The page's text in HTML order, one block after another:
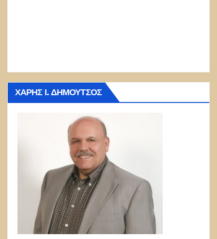
ΧΆΡΗΣ Ι. ΔΗΜΟΎΤΣΟΣ